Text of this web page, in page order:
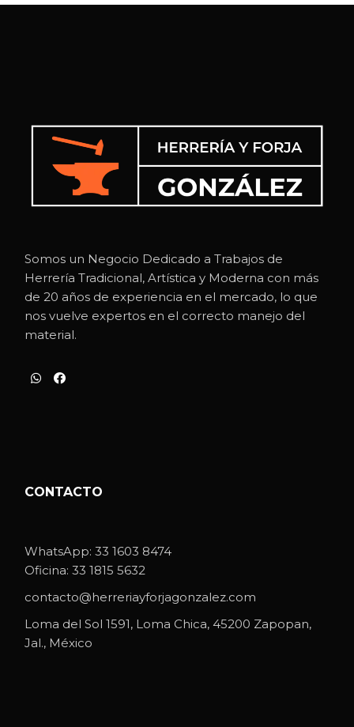
Somos un Negocio Dedicado a Trabajos de
Herrería Tradicional, Artística y Moderna con más
de 20 años de experiencia en el mercado, lo que
nos vuelve expertos en el correcto manejo del
material.
CONTACTO
WhatsApp:33 1603 8474
Oficina:33 1815 5632
contacto@herreriayforjagonzalez.com
Loma del Sol 1591, Loma Chica, 45200 Zapopan,
Jal., México